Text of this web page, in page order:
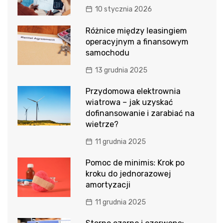
10 stycznia 2026
Różnice między leasingiem
operacyjnym a finansowym
samochodu
13 grudnia 2025
Przydomowa elektrownia
wiatrowa – jak uzyskać
dofinansowanie i zarabiać na
wietrze?
11 grudnia 2025
Pomoc de minimis: Krok po
kroku do jednorazowej
amortyzacji
11 grudnia 2025